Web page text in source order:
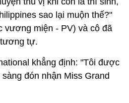
sao lại muộn thế?"
vương miện - PV) và cô đã
tự.
khẳng định: "Tôi được
đón nhận Miss Grand